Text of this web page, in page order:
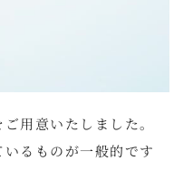
用意いたしました。
るものが一般的です